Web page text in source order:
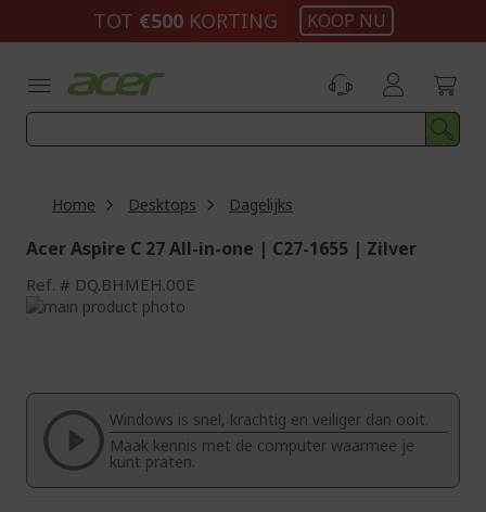
inhoud
TOT €500KORTING KOOP NU
Home Desktops Dagelijks
Acer Aspire C 27 All-in-one | C27-1655 | Zilver
Ref. DQ.BHMEH.00E
Ga
van
afbeeldingen-
gallerij
begin
afbeeldingen-
gallerij
Windows is snel, krachtig en veiliger dan ooit.
Maak kennis met de computer waarmee je
kunt praten.